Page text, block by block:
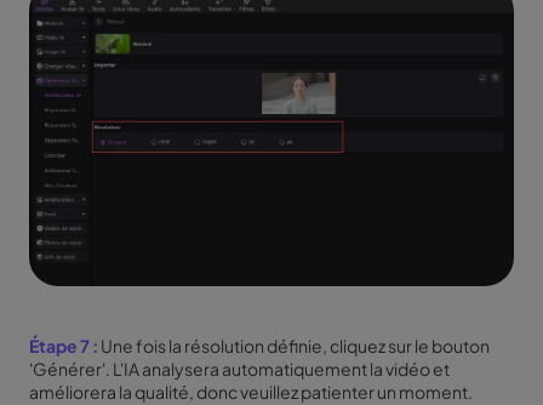
Étape 7 : Une fois la résolution définie, cliquez sur le bouton
'Générer'. L'IA analysera automatiquement la vidéo et
améliorera la qualité, donc veuillez patienter un moment.